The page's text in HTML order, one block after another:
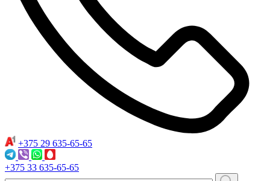
+375 29 635-65-65
+375 33 635-65-65